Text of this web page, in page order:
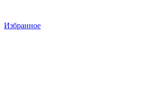
Избранное